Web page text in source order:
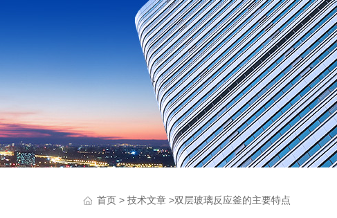
首页> 技术文章>双层玻璃反应釜的主要特点